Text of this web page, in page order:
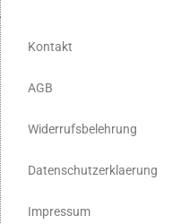
Kontakt
AGB
Widerrufsbelehrung
Datenschutzerklaerung
Impressum